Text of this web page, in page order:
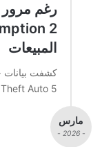
المبيعات
Theft Auto 5 و Red Dead Redemption 2 خلال الشهر…
مارس
- 2026 -